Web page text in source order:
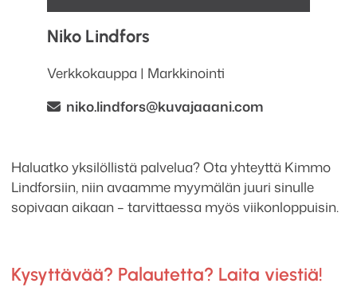
Niko Lindfors
Verkkokauppa | Markkinointi
niko.lindfors@kuvajaaani.com
Haluatko yksilöllistä palvelua? Ota yhteyttä Kimmo
Lindforsiin, niin avaamme myymälän juuri sinulle
sopivaan aikaan – tarvittaessa myös viikonloppuisin.
Kysyttävää? Palautetta? Laita viestiä!